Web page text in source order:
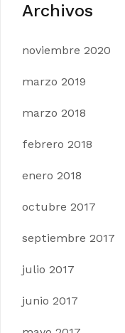
Archivos
noviembre 2020
marzo 2019
marzo 2018
febrero 2018
enero 2018
octubre 2017
septiembre 2017
julio 2017
junio 2017